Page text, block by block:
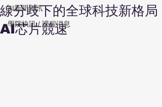
AI新聞資訊
學院快訊 / 課程消息
線分歧下的全球科技新格局
AI芯片競速